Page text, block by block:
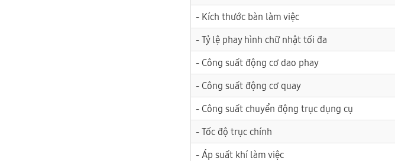
- Kích thước bàn làm việc
- Tỷ lệ phay hình chữ nhật tối đa
- Công suất động cơ dao phay
- Công suất động cơ quay
- Công suất chuyển động trục dụng cụ
- Tốc độ trục chính
- Áp suất khí làm việc